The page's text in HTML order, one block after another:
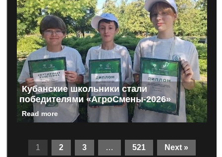
Кубанские школьники стали
победителями «АгроСмены-2026»
Read more
1 2 3 … 521 Next »